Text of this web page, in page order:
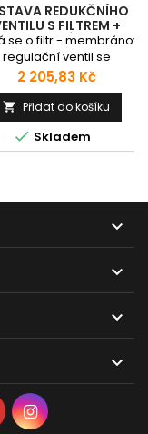
REDUKČNÍHO
S FILTREM +
SÉRIE MD
se o filtr - membránový
regulační ventil se
odvzdušněním a
stupni filtrace:
vzduchu a
výměnné a znovu
pórovité filtrační
Tělo je vyrobeno z
závitovými přípoji.
Na tělo je připevněna
nádobka, která...
Cena
2 205,83 Kč
 Přidat do košíku
 Skladem



